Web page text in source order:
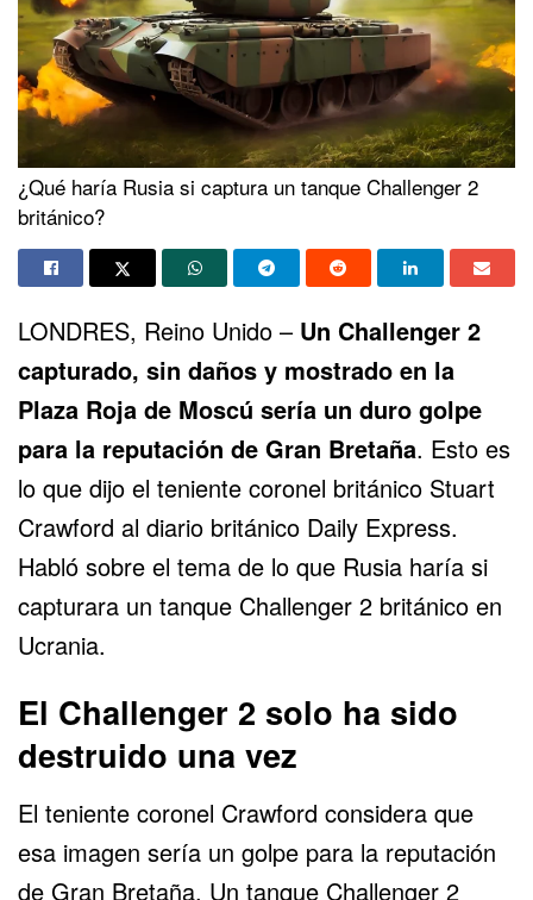
¿Qué haría Rusia si captura un tanque Challenger 2
británico?
LONDRES, Reino Unido – Un Challenger 2
capturado, sin daños y mostrado en la
Plaza Roja de Moscú sería un duro golpe
para la reputación de Gran Bretaña. Esto es
lo que dijo el teniente coronel británico Stuart
Crawford al diario británico Daily Express.
Habló sobre el tema de lo que Rusia haría si
capturara un tanque Challenger 2 británico en
Ucrania.
El Challenger 2 solo ha sido
destruido una vez
El teniente coronel Crawford considera que
esa imagen sería un golpe para la reputación
de Gran Bretaña. Un tanque Challenger 2